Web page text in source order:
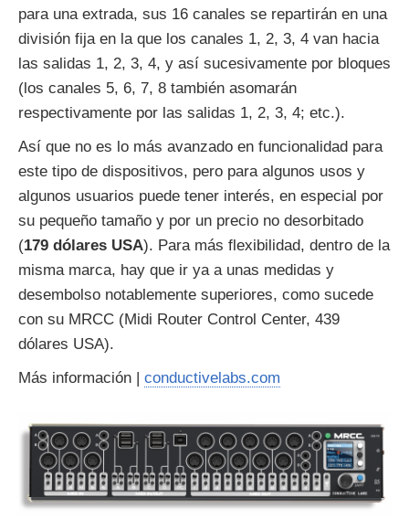
para una extrada, sus 16 canales se repartirán en una
división fija en la que los canales 1, 2, 3, 4 van hacia
las salidas 1, 2, 3, 4, y así sucesivamente por bloques
(los canales 5, 6, 7, 8 también asomarán
respectivamente por las salidas 1, 2, 3, 4; etc.).
Así que no es lo más avanzado en funcionalidad para
este tipo de dispositivos, pero para algunos usos y
algunos usuarios puede tener interés, en especial por
su pequeño tamaño y por un precio no desorbitado
(179 dólares USA). Para más flexibilidad, dentro de la
misma marca, hay que ir ya a unas medidas y
desembolso notablemente superiores, como sucede
con su MRCC (Midi Router Control Center, 439
dólares USA).
Más información | conductivelabs.com